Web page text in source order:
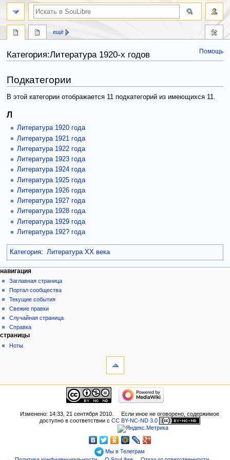
Помощь
Категория:Литература 1920-х годов
к
навигации
к
поиску
Подкатегории
В этой категории отображается 11 подкатегорий из имеющихся 11.
Л
Литература 1920 года
Литература 1921 года
Литература 1922 года
Литература 1923 года
Литература 1924 года
Литература 1925 года
Литература 1926 года
Литература 1927 года
Литература 1928 года
Литература 1929 года
Литература 192? года
Категория: Литература XX века
ещё
навигация
Заглавная страница
Портал сообщества
Текущие события
Свежие правки
Случайная страница
Справка
страницы
Ноты
Изменено: 14:33, 21 сентября 2010.
Если иное не оговорено, содержимое
доступно в соответствии с CC BY-NC-ND 3.0
Мы в Телеграм